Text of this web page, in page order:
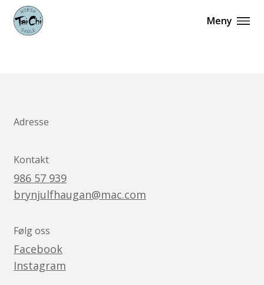
Meny
Adresse
Kontakt
986 57 939
brynjulfhaugan@mac.com
Følg oss
Facebook
Instagram